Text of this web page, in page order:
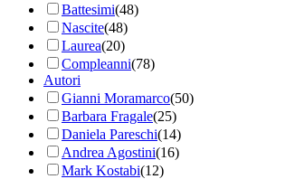
Battesimi(48)
Nascite(48)
Laurea(20)
Compleanni(78)
Autori
Gianni Moramarco(50)
Barbara Fragale(25)
Daniela Pareschi(14)
Andrea Agostini(16)
Mark Kostabi(12)